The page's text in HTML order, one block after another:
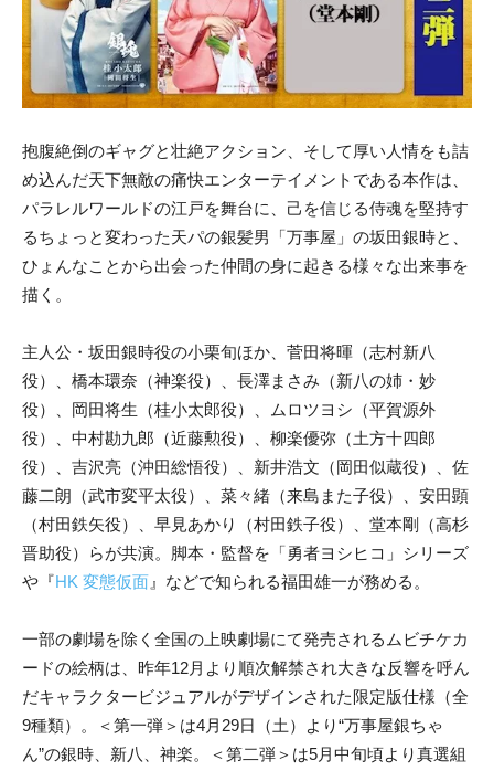
抱腹絶倒のギャグと壮絶アクション、そして厚い人情をも詰
め込んだ天下無敵の痛快エンターテイメントである本作は、
パラレルワールドの江戸を舞台に、己を信じる侍魂を堅持す
るちょっと変わった天パの銀髪男「万事屋」の坂田銀時と、
ひょんなことから出会った仲間の身に起きる様々な出来事を
描く。
主人公・坂田銀時役の小栗旬ほか、菅田将暉（志村新八
役）、橋本環奈（神楽役）、長澤まさみ（新八の姉・妙
役）、岡田将生（桂小太郎役）、ムロツヨシ（平賀源外
役）、中村勘九郎（近藤勲役）、柳楽優弥（土方十四郎
役）、吉沢亮（沖田総悟役）、新井浩文（岡田似蔵役）、佐
藤二朗（武市変平太役）、菜々緒（来島また子役）、安田顕
（村田鉄矢役）、早見あかり（村田鉄子役）、堂本剛（高杉
晋助役）らが共演。脚本・監督を「勇者ヨシヒコ」シリーズ
や『HK 変態仮面 』などで知られる福田雄一が務める。
一部の劇場を除く全国の上映劇場にて発売されるムビチケカ
ードの絵柄は、昨年12月より順次解禁され大きな反響を呼ん
だキャラクタービジュアルがデザインされた限定版仕様（全
9種類）。＜第一弾＞は4月29日（土）より“万事屋銀ちゃ
ん”の銀時、新八、神楽。＜第二弾＞は5月中旬頃より真選組